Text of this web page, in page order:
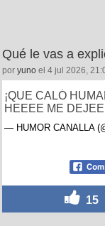
Qué le vas a
por yuno el 4 jul 2026,
¡QUE CALÓ
HEEEE ME
— HUMOR CANALLA
15